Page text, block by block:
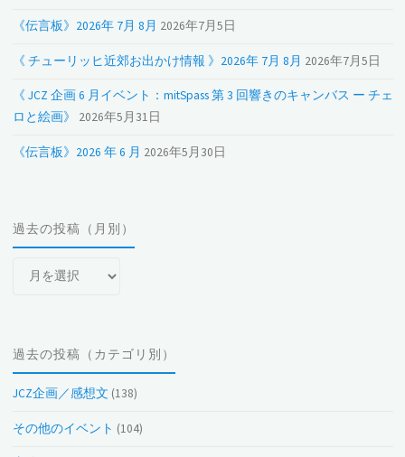
《伝言板》2026年 7月 8月 2026年7月5日
《 チューリッヒ近郊お出かけ情報 》2026年 7月 8月 2026年7月5日
《 JCZ 企画 6 月イベント：mitSpass 第 3 回響きのキャンバス ー チェ
ロと絵画》
2026年5月31日
《伝言板》2026 年 6 月 2026年5月30日
過去の投稿（月別）
稿
（月
別）
過去の投稿（カテゴリ別）
JCZ企画／感想文 (138)
その他のイベント (104)